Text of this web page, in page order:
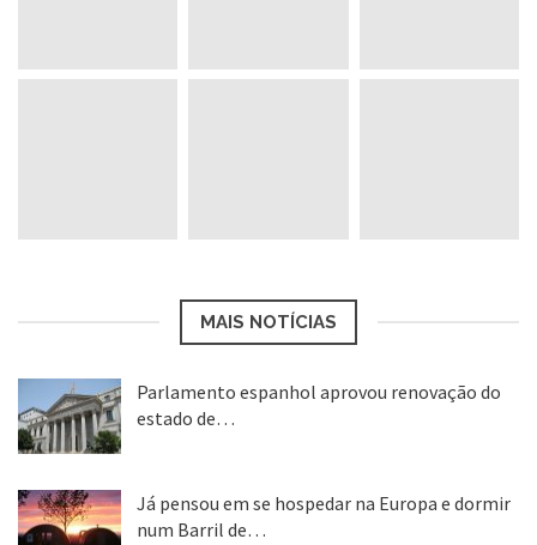
MAIS NOTÍCIAS
Parlamento espanhol aprovou renovação do
estado de…
Já pensou em se hospedar na Europa e dormir
num Barril de…